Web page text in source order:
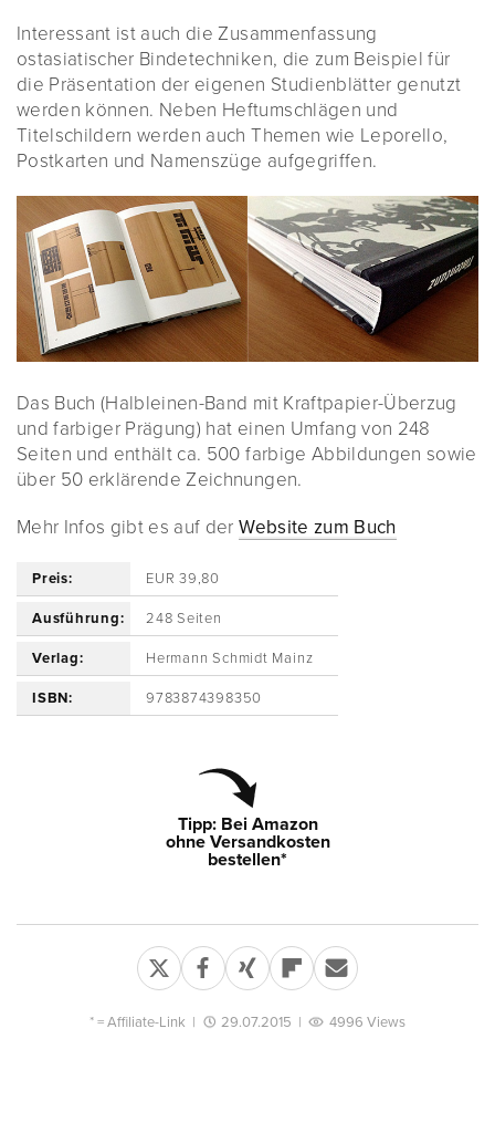
Interessant ist auch die Zusammenfassung
ostasiatischer Bindetechniken, die zum Beispiel für
die Präsentation der eigenen Studienblätter genutzt
werden können. Neben Heftumschlägen und
Titelschildern werden auch Themen wie Leporello,
Postkarten und Namenszüge aufgegriffen.
Das Buch (Halbleinen-Band mit Kraftpapier-Überzug
und farbiger Prägung) hat einen Umfang von 248
Seiten und enthält ca. 500 farbige Abbildungen sowie
über 50 erklärende Zeichnungen.
Mehr Infos gibt es auf derWebsite zum Buch
Preis: EUR 39,80
Ausführung: 248 Seiten
Verlag: Hermann Schmidt Mainz
ISBN: 9783874398350
Tipp: Bei Amazon
ohne Versandkosten
bestellen*
* =Affiliate-Link | 29.07.2015 | 4996 Views